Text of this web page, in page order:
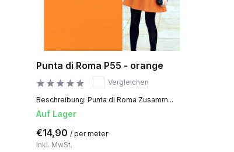
Punta di Roma P55 - orange
Vergleichen
Beschreibung: Punta di Roma Zusamm...
Auf Lager
€14,90 / per meter
Inkl. MwSt.